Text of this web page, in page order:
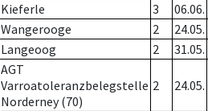
Kieferle 3 06.06.
Wangerooge 2 24.05.
Langeoog 2 31.05.
AGT
Varroatoleranzbelegstelle
Norderney (70)
2 24.05.